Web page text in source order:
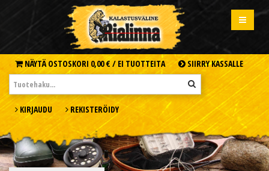
NÄYTÄ OSTOSKORI 0,00 € / EI TUOTTEITA SIIRRY KASSALLE
KIRJAUDU REKISTERÖIDY